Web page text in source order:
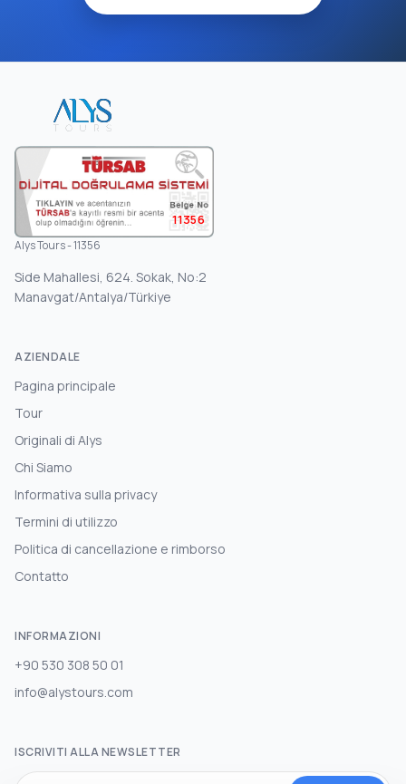
11356
Alys Tours - 11356
Side Mahallesi, 624. Sokak, No:2
Manavgat/Antalya/Türkiye
AZIENDALE
Pagina principale
Tour
Originali di Alys
Chi Siamo
Informativa sulla privacy
Termini di utilizzo
Politica di cancellazione e rimborso
Contatto
INFORMAZIONI
+90 530 308 50 01
info@alystours.com
ISCRIVITI ALLA NEWSLETTER